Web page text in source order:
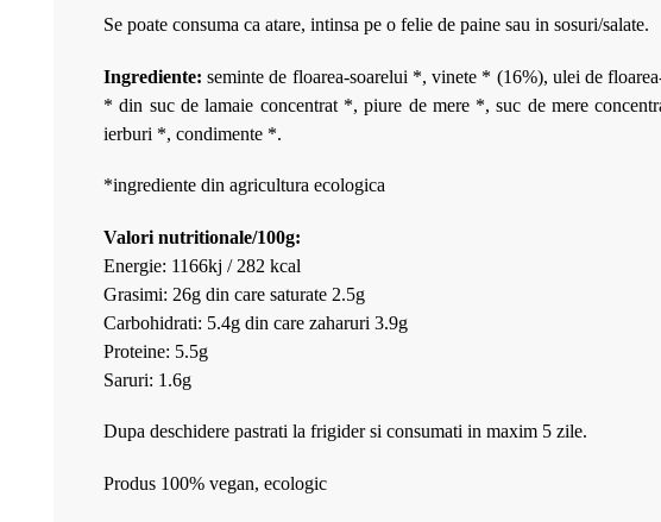
Se poate consuma ca atare, intinsa pe o felie de paine sau in sosuri/salate.
Ingrediente: seminte de floarea-soarelui *, vinete * (16%), ulei de
* din suc de lamaie concentrat *, piure de mere *, suc de mere
ierburi *, condimente *.
*ingrediente din agricultura ecologica
Valori nutritionale/100g:
Energie: 1166kj / 282 kcal
Grasimi: 26g din care saturate 2.5g
Carbohidrati: 5.4g din care zaharuri 3.9g
Proteine: 5.5g
Saruri: 1.6g
Dupa deschidere pastrati la frigider si consumati in maxim 5 zile.
Produs 100% vegan, ecologic